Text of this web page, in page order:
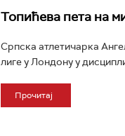
Топићева пета на
Српска атлетичарка
лиге у Лондону у
Прочитај